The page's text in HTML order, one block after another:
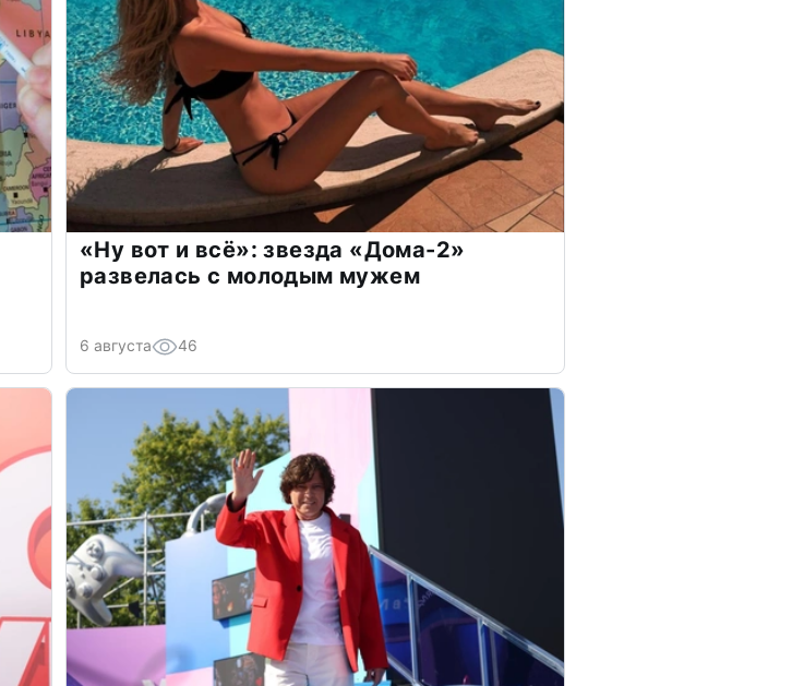
«Ну вот и всё»: звезда «Дома-2»
развелась с молодым мужем
6 августа 46